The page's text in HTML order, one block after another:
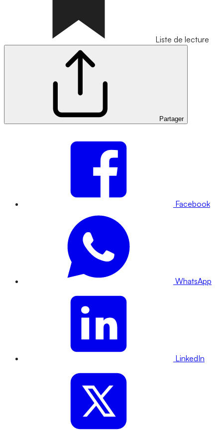
Liste de lecture
Partager
Facebook
WhatsApp
LinkedIn